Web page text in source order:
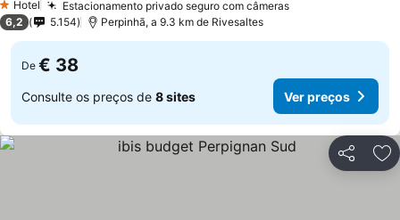
1 Estrelas
Hotel Estacionamento privado seguro com câmeras
6,2 5.154 Perpinhã, a 9.3 km de Rivesaltes
De € 38
Consulte os preços de 8 sites Ver preços
Partilhar